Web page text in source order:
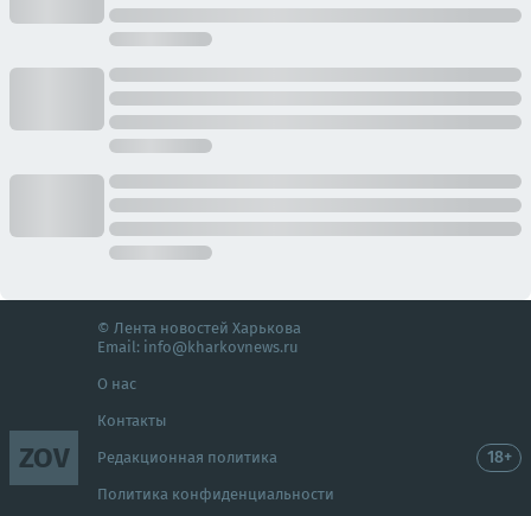
ZOV
© Лента новостей Харькова
Email: info@kharkovnews.ru
О нас
Контакты
Редакционная политика
Политика конфиденциальности
18+